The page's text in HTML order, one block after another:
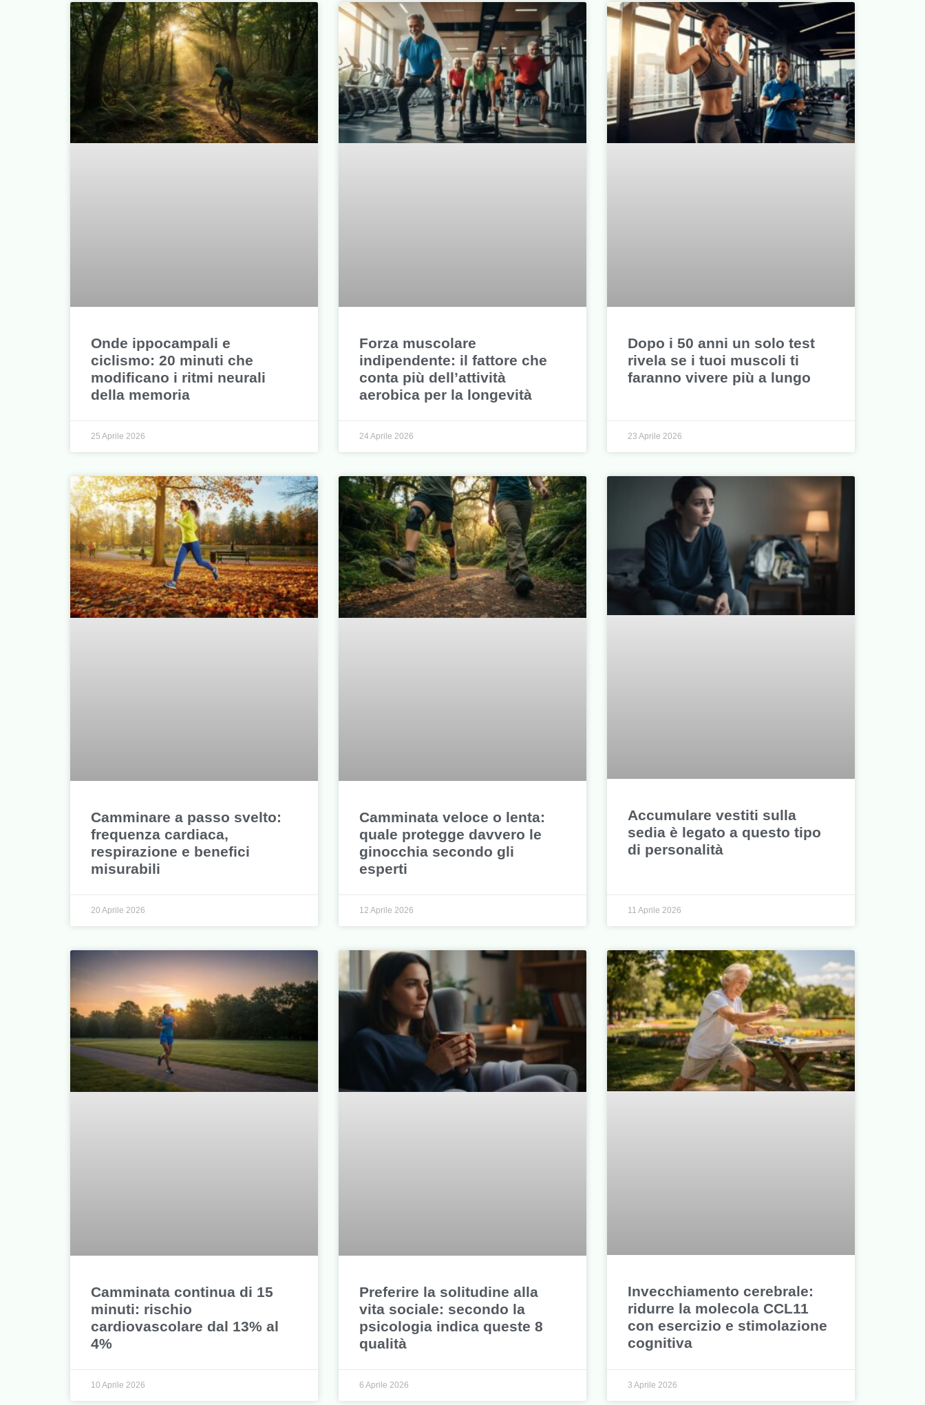
Onde ippocampali e
ciclismo: 20 minuti che
modificano i ritmi neurali
della memoria
25 Aprile 2026
Forza muscolare
indipendente: il fattore che
conta più dell’attività
aerobica per la longevità
24 Aprile 2026
Dopo i 50 anni un solo test
rivela se i tuoi muscoli ti
faranno vivere più a lungo
23 Aprile 2026
Camminare a passo svelto:
frequenza cardiaca,
respirazione e benefici
misurabili
20 Aprile 2026
Camminata veloce o lenta:
quale protegge davvero le
ginocchia secondo gli
esperti
12 Aprile 2026
Accumulare vestiti sulla
sedia è legato a questo tipo
di personalità
11 Aprile 2026
Camminata continua di 15
minuti: rischio
cardiovascolare dal 13% al
4%
10 Aprile 2026
Preferire la solitudine alla
vita sociale: secondo la
psicologia indica queste 8
qualità
6 Aprile 2026
Invecchiamento cerebrale:
ridurre la molecola CCL11
con esercizio e stimolazione
cognitiva
3 Aprile 2026